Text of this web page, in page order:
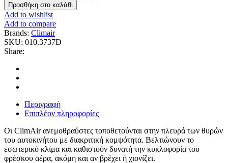
Προσθήκη στο καλάθι
Add to wishlist
Add to compare
Brands: Climair
SKU: 010.3737D
Share:
Περιγραφή
Επιπλέον πληροφορίες
Οι ClimAir ανεμοθραύστες τοποθετούνται στην πλευρά των θυρών
του αυτοκινήτου με διακριτική κομψότητα. Βελτιώνουν το
εσωτερικό κλίμα και καθιστούν δυνατή την κυκλοφορία του
φρέσκου αέρα, ακόμη και αν βρέχει ή χιονίζει.